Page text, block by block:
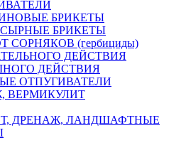
БРИКЕТЫ
БРИКЕТЫ
СОРНЯКОВ (гербициды)
ДЕЙСТВИЯ
ДЕЙСТВИЯ
ОТПУГИВАТЕЛИ
ВЕРМИКУЛИТ
ДРЕНАЖ, ЛАНДШАФТНЫЕ